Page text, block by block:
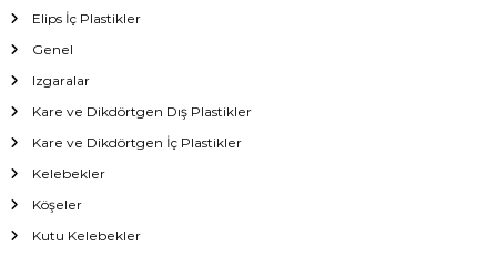
Elips İç Plastikler
Genel
Izgaralar
Kare ve Dikdörtgen Dış Plastikler
Kare ve Dikdörtgen İç Plastikler
Kelebekler
Köşeler
Kutu Kelebekler